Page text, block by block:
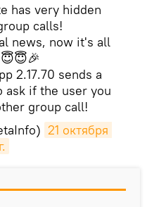
has very hidden
calls!
news, now it's all
2.17.70 sends a
ask if the user you
group call!
21 октября